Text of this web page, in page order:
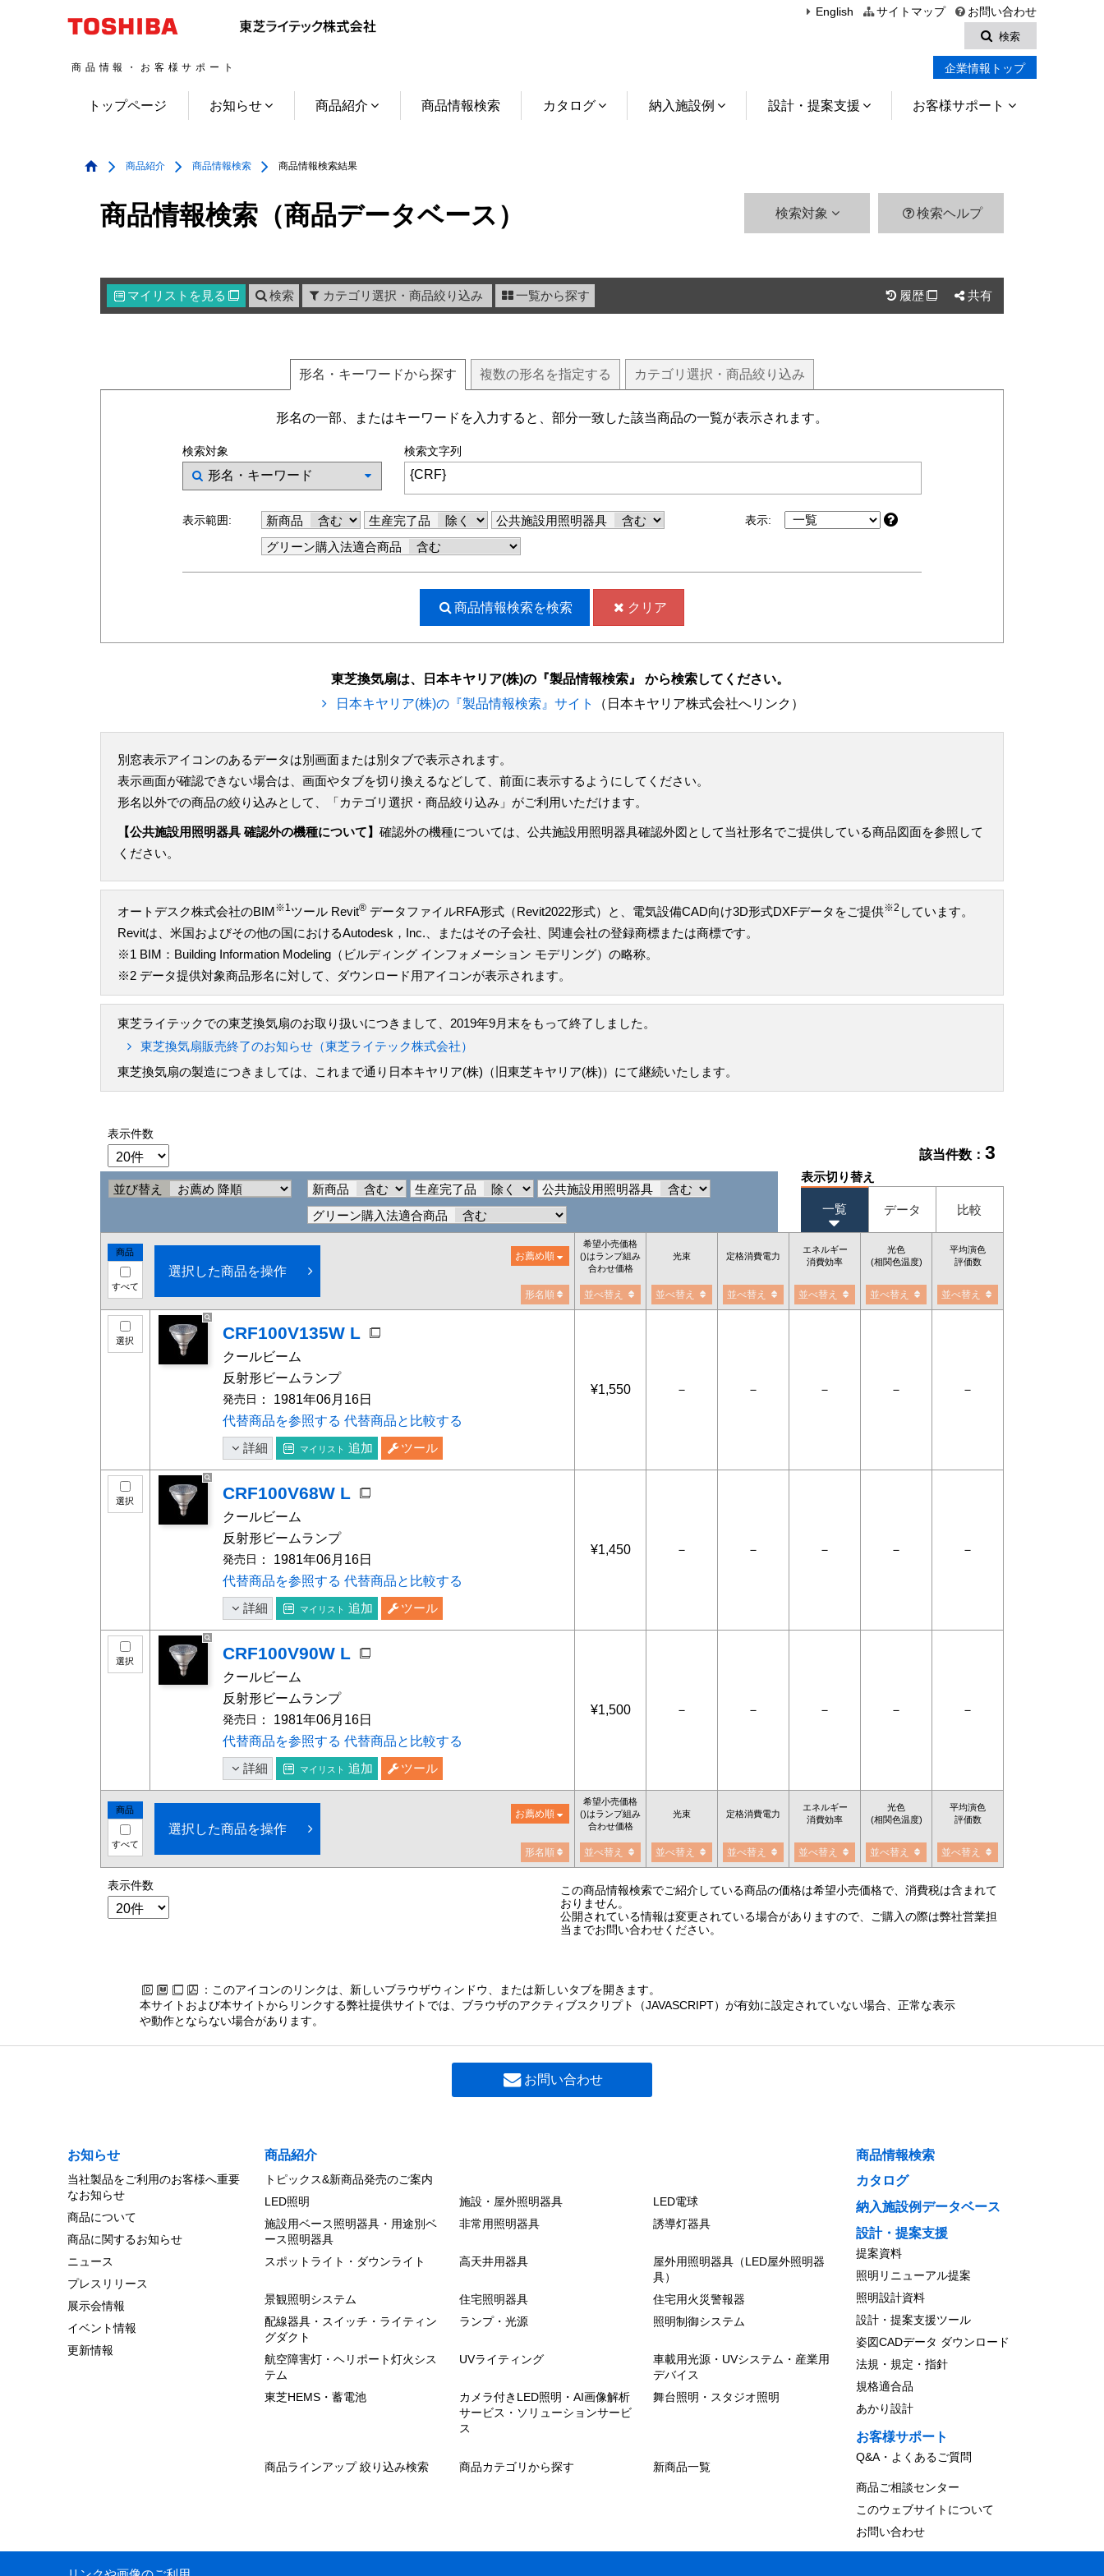
English サイトマップ
お問い合わせ
検索
商品情報・お客様サポート 企業情報トップ
トップページ お知らせ 商品紹介 商品情報検索 カタログ 納入施設例 設計・提案支援 お客様サポート
商品紹介 商品情報検索 商品情報検索結果
商品情報検索（商品データベース） 検索対象 検索ヘルプ
マイリスト を見る  検索 カテゴリ選択・商品絞り込み 一覧から探す 履歴  共有
形名 ・キーワードから探す 複数の形名 を指定する カテゴリ選択・商品絞り込み
形名の一部、またはキーワードを入力すると、部分一致した該当商品の一覧が表示されます。
検索対象 検索文字列
表示範囲: 新商品 生産完了品
公共施設用照明器具
グリーン購入法適合商品
表示:
商品情報検索を検索 クリア
東芝換気扇は、日本キヤリア(株)の『製品情報検索』 から検索してください。
日本キヤリア(株)の『製品情報検索』サイト
（日本キヤリア株式会社へリンク）
別窓表示アイコンのあるデータは別画面または別タブで表示されます。
表示画面が確認できない場合は、画面やタブを切り換えるなどして、前面に表示するようにしてください。
形名以外での商品の絞り込みとして、「カテゴリ選択・商品絞り込み」がご利用いただけます。
【公共施設用照明器具 確認外の機種について】 確認外の機種については、公共施設用照明器具確認外図として当社形名でご提供している商品図面を参照して
ください。
オートデスク株式会社のBIM ※1ツール Revit® データファイルRFA形式（Revit2022形式）と、電気設備CAD向け3D形式DXFデータをご提供※2 しています。
Revitは、米国およびその他の国におけるAutodesk，Inc.、またはその子会社、関連会社の登録商標または商標です。
※1 BIM：Building Information Modeling（ビルディング インフォメーション モデリング）の略称。
※2 データ提供対象商品形名に対して、ダウンロード用アイコンが表示されます。
東芝ライテックでの東芝換気扇のお取り扱いにつきまして、2019年9月末をもって終了しました。
東芝換気扇販売終了のお知らせ（東芝ライテック株式会社）
東芝換気扇の製造につきましては、これまで通り日本キヤリア(株)（旧東芝キヤリア(株)）にて継続いたします。
表示件数
該当件数： 3
並び替え 新商品 生産完了品
公共施設用照明器具
グリーン購入法適合商品
表示切り替え
一覧 データ 比較
商品
すべて
選択した商品を操作
お薦め順
希望小売価格
()はランプ組み
合わせ価格
光束 定格消費電力
エネルギー
消費効率
光色
(相関色温度)
平均演色
評価数
形名順 並べ替え 並べ替え 並べ替え 並べ替え 並べ替え 並べ替え
選択 CRF100V135W L
クールビーム
反射形ビームランプ
発売日 ： 1981年06月16日
代替商品を参照する 代替商品と比較する
詳細 マイリスト 追加 ツール
¥1,550 － － － － －
選択 CRF100V68W L
クールビーム
反射形ビームランプ
発売日 ： 1981年06月16日
代替商品を参照する 代替商品と比較する
詳細 マイリスト 追加 ツール
¥1,450 － － － － －
選択 CRF100V90W L
クールビーム
反射形ビームランプ
発売日 ： 1981年06月16日
代替商品を参照する 代替商品と比較する
詳細 マイリスト 追加 ツール
¥1,500 － － － － －
商品
すべて
選択した商品を操作
お薦め順
希望小売価格
()はランプ組み
合わせ価格
光束 定格消費電力
エネルギー
消費効率
光色
(相関色温度)
平均演色
評価数
形名順 並べ替え 並べ替え 並べ替え 並べ替え 並べ替え 並べ替え
表示件数
この商品情報検索でご紹介している商品の価格は希望小売価格で、消費税は含まれて
おりません。
公開されている情報は変更されている場合がありますので、ご購入の際は弊社営業担
当までお問い合わせください。
：このアイコンのリンクは、新しいブラウザウィンドウ、または新しいタブを開きます。
本サイトおよび本サイトからリンクする弊社提供サイトでは、ブラウザのアクティブスクリプト（JAVASCRIPT）が有効に設定されていない場合、正常な表示
や動作とならない場合があります。
お問い合わせ
お知らせ
当社製品をご利用のお客様へ重要
なお知らせ
商品について
商品に関するお知らせ
ニュース
プレスリリース
展示会情報
イベント情報
更新情報
商品紹介
トピックス&新商品発売のご案内
LED照明
施設・屋外照明器具
LED電球
施設用ベース照明器具・用途別ベ
ース照明器具
非常用照明器具 誘導灯器具
スポットライト・ダウンライト 高天井用器具
屋外用照明器具（LED屋外照明器
具）
景観照明システム
住宅照明器具
住宅用火災警報器
配線器具・スイッチ・ライティン
グダクト
ランプ・光源 照明制御システム
航空障害灯・ヘリポート灯火シス
テム
UVライティング
車載用光源・UVシステム・産業用
デバイス
東芝HEMS・蓄電池
カメラ付きLED照明・AI画像解析
サービス・ソリューションサービ
ス
舞台照明・スタジオ照明
商品ラインアップ 絞り込み検索 商品カテゴリから探す 新商品一覧
商品情報検索
カタログ
納入施設例データベース
設計・提案支援
提案資料
照明リニューアル提案
照明設計資料
設計・提案支援ツール
姿図CADデータ ダウンロード
法規・規定・指針
規格適合品
あかり設計
お客様サポート
Q&A・よくあるご質問
商品ご相談センター
このウェブサイトについて
お問い合わせ